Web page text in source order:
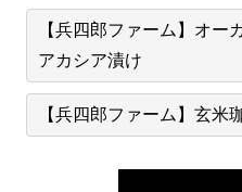
【兵四郎ファーム】オー
アカシア漬け
【兵四郎ファーム】玄